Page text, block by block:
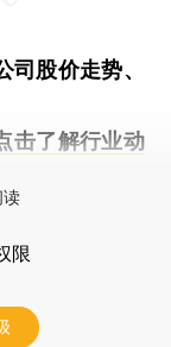
司股价走势、
击了解行业动
读
限